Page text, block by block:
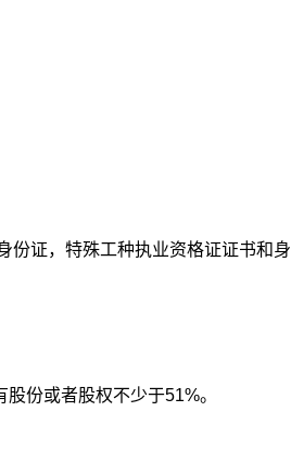
证，特殊工种执业资格证证书和身
份或者股权不少于51%。